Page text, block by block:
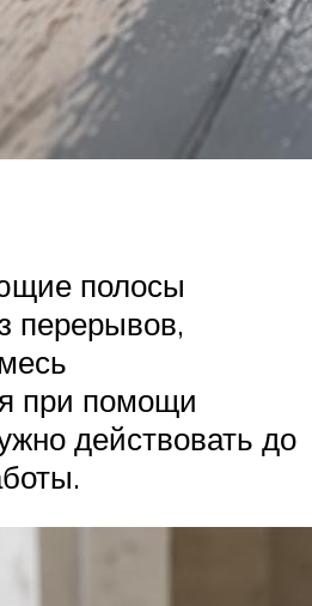
полосы
перерывов,
при помощи
действовать до